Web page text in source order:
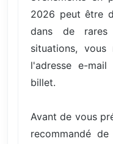
2026 peut être
dans de rares
situations,
l'adresse e-
billet.
Avant de vous
recommandé